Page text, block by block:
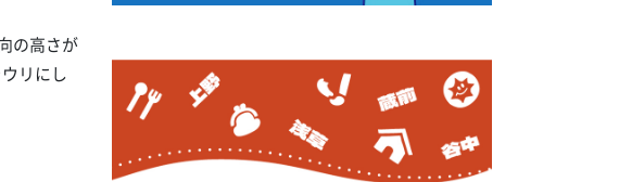
の高さが
リにし